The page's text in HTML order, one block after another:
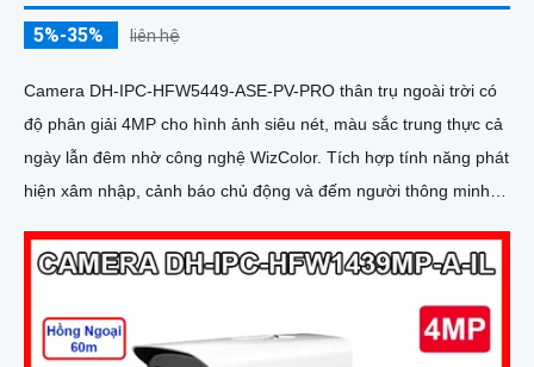
5%-35% liên hệ
Camera DH-IPC-HFW5449-ASE-PV-PRO thân trụ ngoài trời có
độ phân giải 4MP cho hình ảnh siêu nét, màu sắc trung thực cả
ngày lẫn đêm nhờ công nghệ WizColor. Tích hợp tính năng phát
hiện xâm nhập, cảnh báo chủ động và đếm người thông minh,